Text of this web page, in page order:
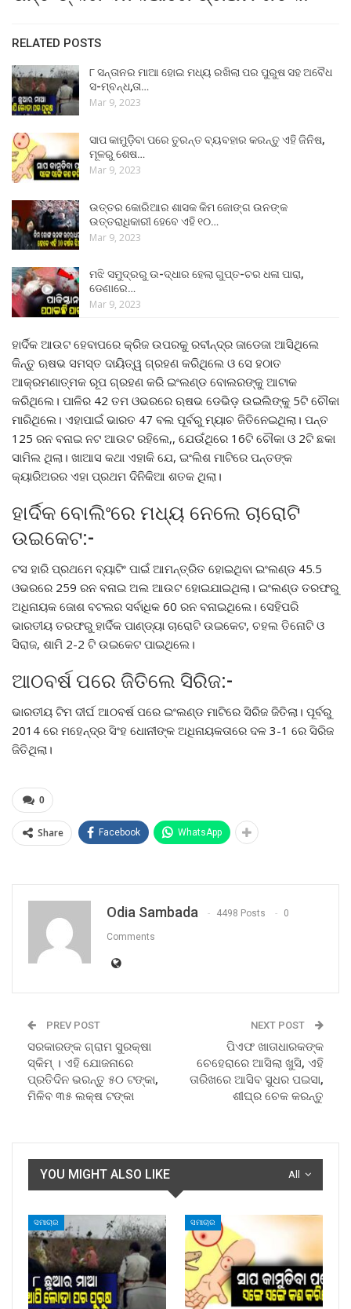
RELATED POSTS
୮ ସନ୍ତାନର ମାଆ ହୋଇ ମଧ୍ୟ ରଖିଲା ପର ପୁରୁଷ ସହ ଅବୈଧ
ସ-ମ୍ବନ୍ଧ,ତା…
Mar 9, 2023
ସାପ କାମୁଡ଼ିବା ପରେ ତୁରନ୍ତ ବ୍ୟବହାର କରନ୍ତୁ ଏହି ଜିନିଷ,
ମୂଳରୁ ଶେଷ…
Mar 9, 2023
ଉତ୍ତର କୋରିଆର ଶାସକ କିମ ଜୋଙ୍ଗ ଉନଙ୍କ
ଉତ୍ତରାଧିକାରୀ ହେବେ ଏହି ୧୦…
Mar 9, 2023
ମଝି ସମୁଦ୍ରରୁ ଉ-ଦ୍ଧାର ହେଲା ଗୁପ୍ତ-ଚର ଧଳା ପାରା,
ଡେଣାରେ…
Mar 9, 2023
ହାର୍ଦିକ ଆଉଟ ହେବାପରେ କ୍ରିଜ ଉପରକୁ ରବୀନ୍ଦ୍ର ଜାଡେଜା ଆସିଥିଲେ
କିନ୍ତୁ ଋଷଭ ସମସ୍ତ ଦାୟିତ୍ୱ ଗ୍ରହଣ କରିଥିଲେ ଓ ସେ ହଠାତ
ଆକ୍ରମଣାତ୍ମକ ରୂପ ଗ୍ରହଣ କରି ଇଂଲଣ୍ଡ ବୋଲରଙ୍କୁ ଆଟାକ
କରିଥିଲେ। ପାଳିର 42 ତମ ଓଭରରେ ଋଷଭ ଡେଭିଡ଼ ଉଇଲିଙ୍କୁ 5ଟି ଚୌକା
ମାରିଥିଲେ। ଏହାପାଇଁ ଭାରତ 47 ବଲ ପୂର୍ବରୁ ମ୍ୟାଚ ଜିତିନେଇଥିଲା। ପନ୍ତ
125 ରନ ବନାଇ ନଟ ଆଉଟ ରହିଲେ,, ଯେଉଁଥିରେ 16ଟି ଚୌକା ଓ 2ଟି ଛକା
ସାମିଲ ଥିଲା। ଖାଆସ କଥା ଏହାକି ଯେ, ଇଂଲିଶ ମାଟିରେ ପନ୍ତଙ୍କ
କ୍ୟାରିଅରର ଏହା ପ୍ରଥମ ଦିନିକିଆ ଶତକ ଥିଲା।
ହାର୍ଦିକ ବୋଲିଂରେ ମଧ୍ୟ ନେଲେ ଚାରୋଟି
ଉଇକେଟ:-
ଟସ ହାରି ପ୍ରଥମେ ବ୍ୟାଟିଂ ପାଇଁ ଆମନ୍ତ୍ରିତ ହୋଇଥିବା ଇଂଲଣ୍ଡ 45.5
ଓଭରରେ 259 ରନ ବନାଇ ଅଲ ଆଉଟ ହୋଇଯାଇଥିଲା। ଇଂଲଣ୍ଡ ତରଫରୁ
ଅଧିନାୟକ ଜୋଶ ବଟଲର ସର୍ବାଧିକ 60 ରନ ବନାଇଥିଲେ। ସେହିପରି
ଭାରତୀୟ ତରଫରୁ ହାର୍ଦିକ ପାଣ୍ଡ୍ୟା ଚାରୋଟି ଉଇକେଟ, ଚହଲ ତିନୋଟି ଓ
ସିରାଜ, ଶାମି 2-2 ଟି ଉଇକେଟ ପାଇଥିଲେ।
ଆଠବର୍ଷ ପରେ ଜିତିଲେ ସିରିଜ:-
ଭାରତୀୟ ଟିମ ଦୀର୍ଘ ଆଠବର୍ଷ ପରେ ଇଂଲଣ୍ଡ ମାଟିରେ ସିରିଜ ଜିତିଲା। ପୂର୍ବରୁ
2014 ରେ ମହେନ୍ଦ୍ର ସିଂହ ଧୋନୀଙ୍କ ଅଧିନାୟକତାରେ ଦଳ 3-1 ରେ ସିରିଜ
ଜିତିଥିଲା।
0
Share Facebook WhatsApp
Odia Sambada 4498 Posts 0
Comments
PREV POST
ସରକାରଙ୍କ ଗ୍ରାମ ସୁରକ୍ଷା
ସ୍କିମ୍‌ । ଏହି ଯୋଜନାରେ
ପ୍ରତିଦିନ ଭରନ୍ତୁ ୫୦ ଟଙ୍କା,
ମିଳିବ ୩୫ ଲକ୍ଷ ଟଙ୍କା
NEXT POST
ପିଏଫ ଖାତାଧାରକଙ୍କ
ଚେହେରାରେ ଆସିଲା ଖୁସି, ଏହି
ତାରିଖରେ ଆସିବ ସୁଧର ପଇସା,
ଶୀଘ୍ର ଚେକ କରନ୍ତୁ
All
YOU MIGHT ALSO LIKE
ସମାଚାର ସମାଚାର